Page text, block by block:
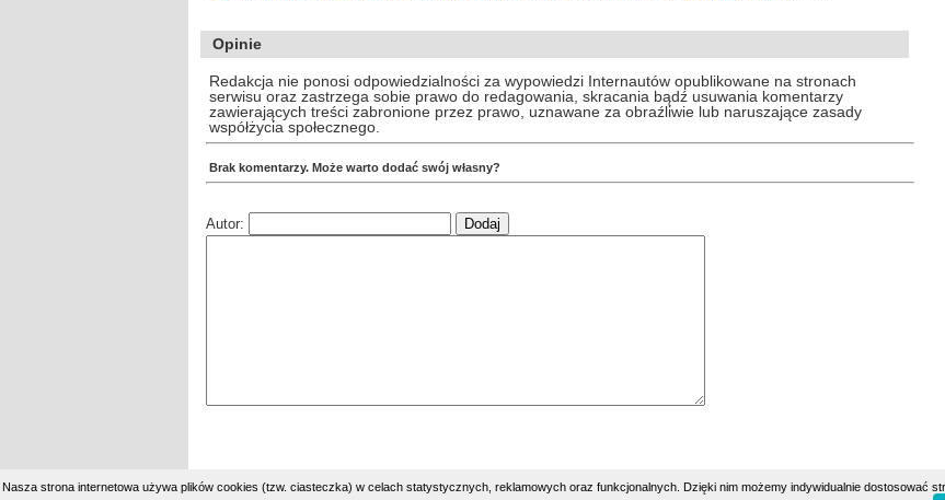
Opinie
Redakcja nie ponosi odpowiedzialności za wypowiedzi Internautów opublikowane na stronach
serwisu oraz zastrzega sobie prawo do redagowania, skracania bądź usuwania komentarzy
zawierających treści zabronione przez prawo, uznawane za obraźliwie lub naruszające zasady
współżycia społecznego.
Brak komentarzy. Może warto dodać swój własny?
Autor:
Nasza strona internetowa używa plików cookies (tzw. ciasteczka) w celach statystycznych, reklamowych oraz funkcjonalnych. Dzięki nim możemy indywidualnie dostosować